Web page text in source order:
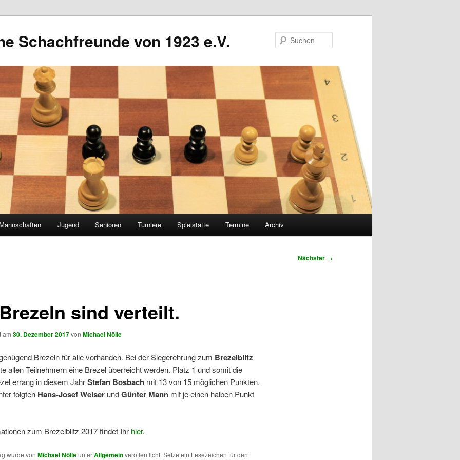
Schachfreunde von 1923 e.V.
Mannschaften Jugend Senioren Turniere Spielstätte Termine Archiv
Nächster →
sind verteilt.
am 30. Dezember 2017von Michael Nölle
Brezeln für alle vorhanden. Bei der Siegerehrung zum Brezelblitz
allen Teilnehmern eine Brezel überreicht werden. Platz 1 und somit die
errang in diesem JahrStefan Bosbach mit 13 von 15 möglichen Punkten.
folgten Hans-Josef WeiserundGünter Mannmit je einen halben Punkt
zum Brezelblitz 2017 findet Ihr hier.
wurde von Michael NölleunterAllgemeinveröffentlicht. Setze ein Lesezeichen für den